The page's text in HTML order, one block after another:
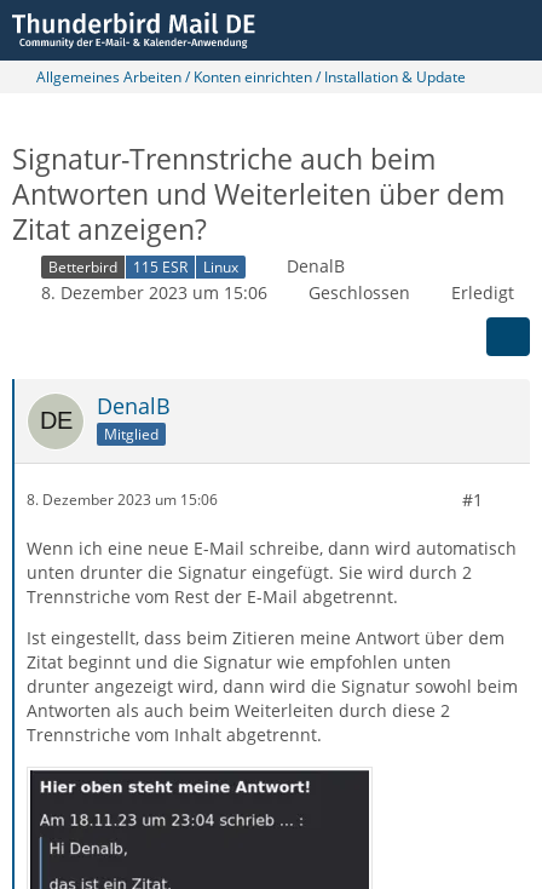
Allgemeines Arbeiten / Konten einrichten / Installation & Update
Signatur-Trennstriche auch beim
Antworten und Weiterleiten über dem
Zitat anzeigen?
Betterbird 115 ESR Linux
DenalB
8. Dezember 2023 um 15:06
Geschlossen Erledigt
DenalB
Mitglied
8. Dezember 2023 um 15:06 #1
Wenn ich eine neue E-Mail schreibe, dann wird automatisch
unten drunter die Signatur eingefügt. Sie wird durch 2
Trennstriche vom Rest der E-Mail abgetrennt.
Ist eingestellt, dass beim Zitieren meine Antwort über dem
Zitat beginnt und die Signatur wie empfohlen unten
drunter angezeigt wird, dann wird die Signatur sowohl beim
Antworten als auch beim Weiterleiten durch diese 2
Trennstriche vom Inhalt abgetrennt.